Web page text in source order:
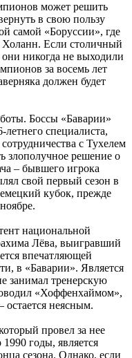
может решить
в свою пользу
самой «Боруссии», где
Если столичный
никогда не выходили
за восемь лет
должен будет
Боссы «Баварии»
специалиста,
с Тухелем
злополучное решение о
– бывшего игрока
свой первый сезон в
кубок, прежде
национальной
Лёва, выигравший
впечатляющей
в «Баварии». Является
занимал тренерскую
«Хоффенхаймом»,
неясным.
провел за нее
годы, является
сезона. Однако, если